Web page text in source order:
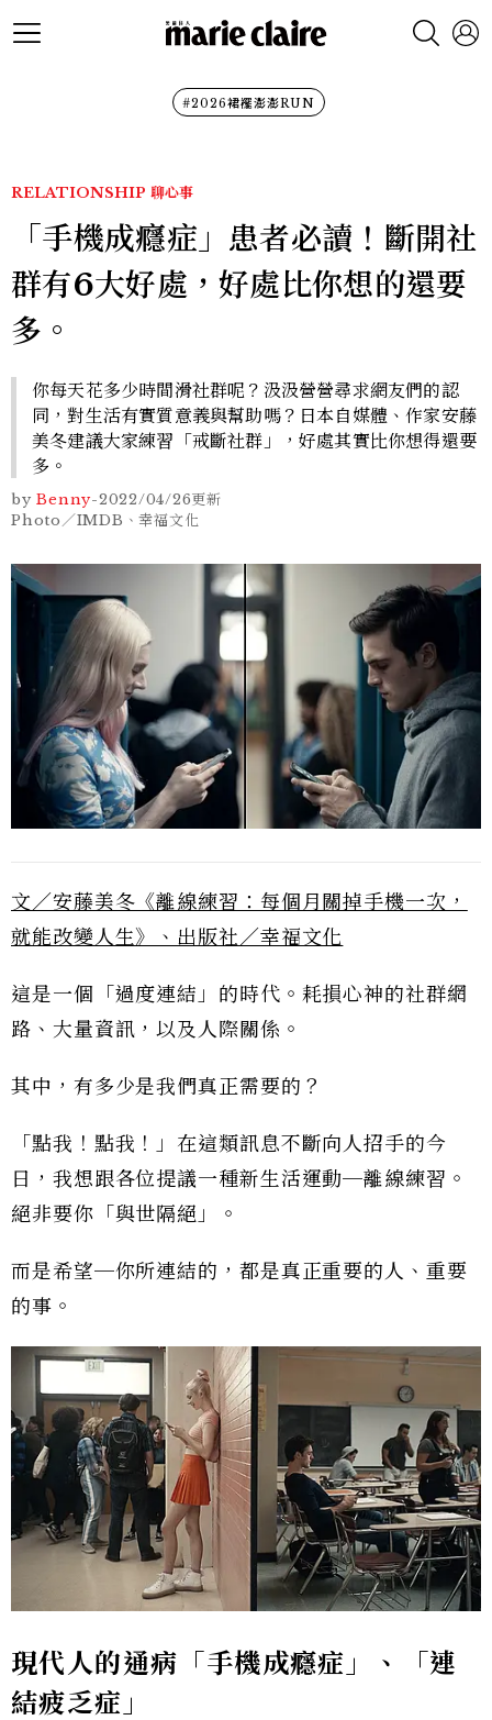
#2026裙襬澎澎RUN
RELATIONSHIP 聊心事
「手機成癮症」患者必讀！斷開社
群有6大好處，好處比你想的還要
多。
你每天花多少時間滑社群呢？汲汲營營尋求網友們的認
同，對生活有實質意義與幫助嗎？日本自媒體、作家安藤
美冬建議大家練習「戒斷社群」，好處其實比你想得還要
多。
by Benny-2022/04/26更新
Photo／IMDB、幸福文化
文／安藤美冬《離線練習：每個月關掉手機一次，
就能改變人生》、出版社／幸福文化
這是一個「過度連結」的時代。耗損心神的社群網
路、大量資訊，以及人際關係。
其中，有多少是我們真正需要的？
「點我！點我！」在這類訊息不斷向人招手的今
日，我想跟各位提議一種新生活運動─離線練習。
絕非要你「與世隔絕」。
而是希望─你所連結的，都是真正重要的人、重要
的事。
現代人的通病「手機成癮症」、「連
結疲乏症」